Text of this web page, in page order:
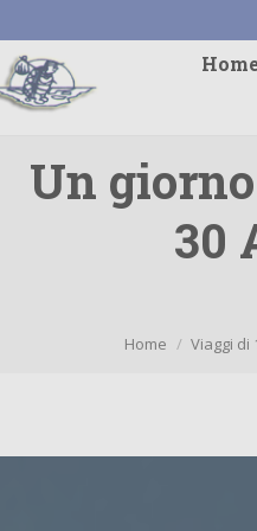
Un
30
Tu sei qui:
Home Viaggi di